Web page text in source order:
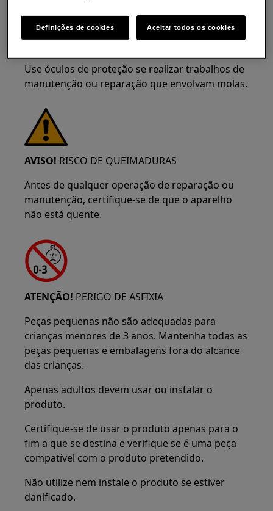
Use óculos de proteção se realizar trabalhos de
manutenção ou reparação que envolvam molas.
AVISO! RISCO DE QUEIMADURAS
Antes de qualquer operação de reparação ou
manutenção, certifique-se de que o aparelho
não está quente.
ATENÇÃO! PERIGO DE ASFIXIA
Peças pequenas não são adequadas para
crianças menores de 3 anos. Mantenha todas as
peças pequenas e embalagens fora do alcance
das crianças.
Apenas adultos devem usar ou instalar o
produto.
Certifique-se de usar o produto apenas para o
fim a que se destina e verifique se é uma peça
compatível com o produto pretendido.
Não utilize nem instale o produto se estiver
danificado.
Definições de cookies Aceitar todos os cookies